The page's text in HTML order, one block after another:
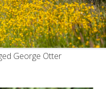
George Otter